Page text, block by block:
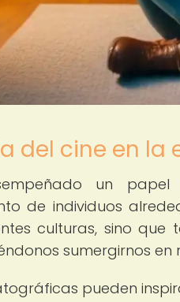
del cine en la
un
de individuos
culturas, sino que
sumergirnos
pueden